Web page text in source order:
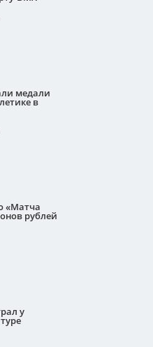
медали
в
«Матча
рублей
у